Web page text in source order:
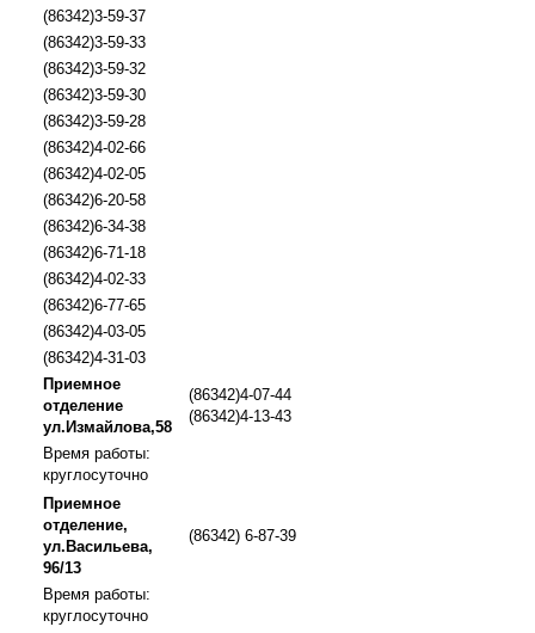
(86342)3-59-37
(86342)3-59-33
(86342)3-59-32
(86342)3-59-30
(86342)3-59-28
(86342)4-02-66
(86342)4-02-05
(86342)6-20-58
(86342)6-34-38
(86342)6-71-18
(86342)4-02-33
(86342)6-77-65
(86342)4-03-05
(86342)4-31-03
Приемное
отделение
ул.Измайлова,58
(86342)4-07-44
(86342)4-13-43
Время работы:
круглосуточно
Приемное
отделение,
ул.Васильева,
96/13
(86342) 6-87-39
Время работы:
круглосуточно